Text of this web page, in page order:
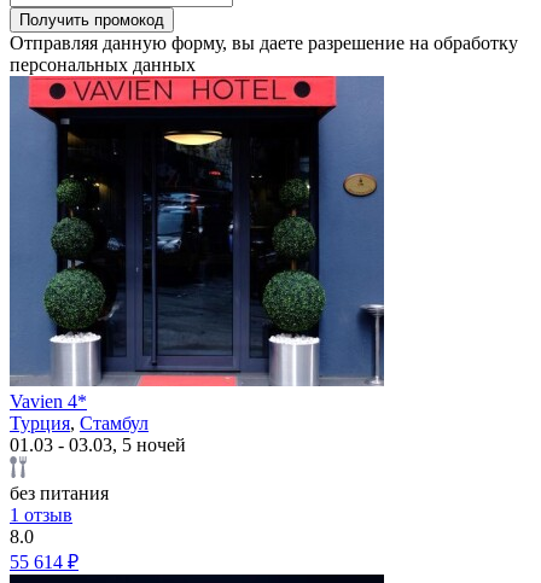
Получить промокод
Отправляя данную форму, вы даете разрешение на обработку
персональных данных
Vavien 4*
Турция, Стамбул
01.03 - 03.03, 5 ночей
без питания
1 отзыв
8.0
55 614 ₽